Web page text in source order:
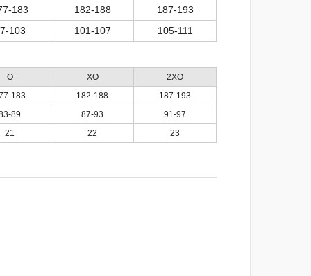
183 182-188
187-193
103 101-107 105-111
O XO
2XO
183 182-188
187-193
89 87-93
91-97
21 22 23